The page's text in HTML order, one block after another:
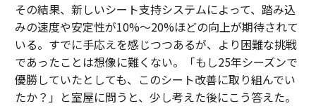
その結果、新しいシート支持システムによって、踏み込
みの速度や安定性が10%〜20%ほどの向上が期待されて
いる。すでに手応えを感じつつあるが、より困難な挑戦
であったことは想像に難くない。「もし25年シーズンで
優勝していたとしても、このシート改善に取り組んでい
たか？」と室屋に問うと、少し考えた後にこう答えた。